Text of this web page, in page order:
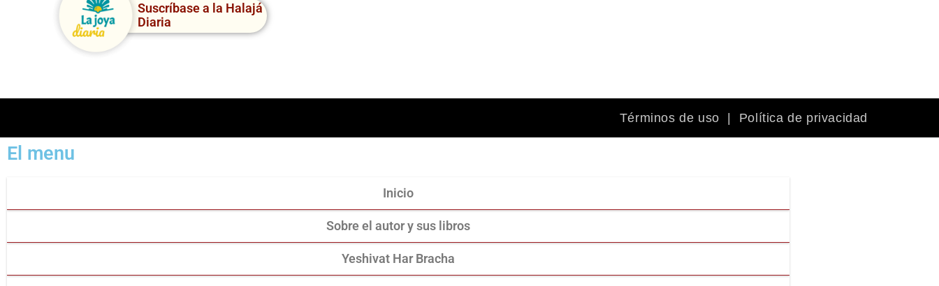
Suscríbase a la Halajá
Diaria
Términos de uso | Política de privacidad
El menu
Inicio
Sobre el autor y sus libros
Yeshivat Har Bracha